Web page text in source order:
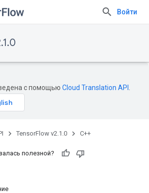
Войти
с помощью Cloud Translation API
TensorFlow v2.1.0 C++
полезной?